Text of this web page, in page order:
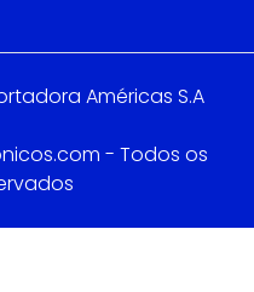
Américas S.A
- Todos os